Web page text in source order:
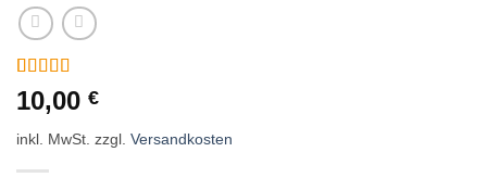
Bewertet
mit4.93
basierend
27
10,00 €
inkl. MwSt. zzgl. Versandkosten